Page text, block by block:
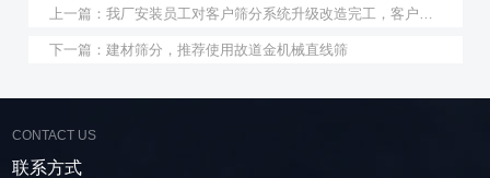
上一篇：我厂安装员工对客户筛分系统升级改造完工，客户很满意，我们也很高兴！
下一篇： 建材筛分，推荐使用故道金机械直线筛
CONTACT US
联系方式